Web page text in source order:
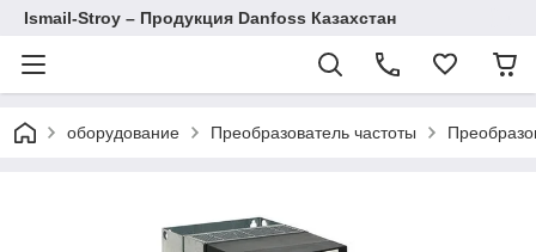
Ismail-Stroy – Продукция Danfoss Казахстан
оборудование Преобразователь частоты